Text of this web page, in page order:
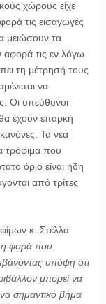
χώρους είχε
τις εισαγωγές
μειώσουν τα
αφορά τις εν λόγω
τη μέτρησή τους
να
Οι υπεύθυνοι
έχουν επαρκή
Τα νέα
τρόφιμα που
όριο είναι ήδη
από τρίτες
κ. Στέλλα
φορά που
υπόψη ότι
μπορεί να
σημαντικό βήμα